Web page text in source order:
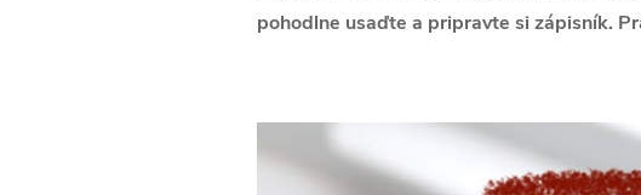
pohodlne usaďte a pripravte si zápisník.